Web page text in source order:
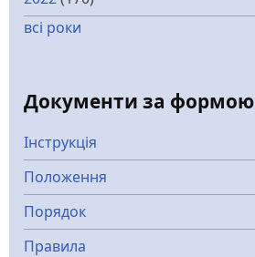
всі роки
Документи за формою
Інструкція
Положення
Порядок
Правила